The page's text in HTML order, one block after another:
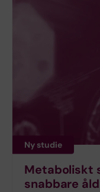
Ny studie
Metaboliskt
snabbare